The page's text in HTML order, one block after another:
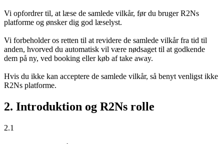
Vi opfordrer til, at læse de samlede vilkår, før du bruger R2Ns
platforme og ønsker dig god læselyst.
Vi forbeholder os retten til at revidere de samlede vilkår fra tid til
anden, hvorved du automatisk vil være nødsaget til at godkende
dem på ny, ved booking eller køb af take away.
Hvis du ikke kan acceptere de samlede vilkår, så benyt venligst ikke
R2Ns platforme.
2. Introduktion og R2Ns rolle
2.1